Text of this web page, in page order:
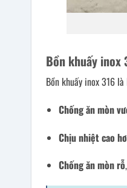
Bồn khuấy inox
Bồn khuấy inox 316
Chống ăn mòn
Chịu nhiệt cao
Chống ăn mòn rỗ